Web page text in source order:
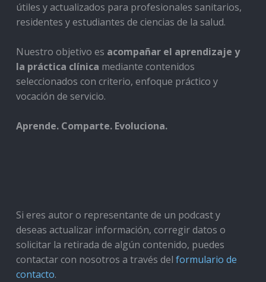
útiles y actualizados para profesionales sanitarios,
residentes y estudiantes de ciencias de la salud.
Nuestro objetivo es acompañar el aprendizaje y
la práctica clínica mediante contenidos
seleccionados con criterio, enfoque práctico y
vocación de servicio.
Aprende. Comparte. Evoluciona.
Si eres autor o representante de un podcast y
deseas actualizar información, corregir datos o
solicitar la retirada de algún contenido, puedes
contactar con nosotros a través del formulario de
contacto.